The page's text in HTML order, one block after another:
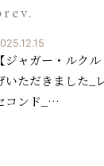
ジャガー・ルク
いただきました_
コンド_…